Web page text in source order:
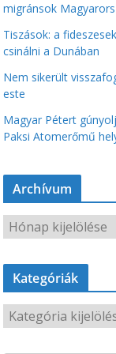
migránsok
Tiszások: a
csinálni a Dunában
Nem sikerült
este
Magyar Pétert
Paksi Atomerőmű
Archívum
r
c
í
Kategóriák
a